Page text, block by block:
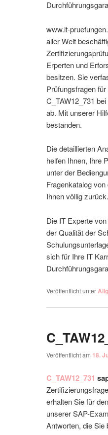
www.it-
aller Welt
Erperten und
besitzen. Sie
Prüfungsfragen
C_TAW12_731
ab. Mit unserer
bestanden.
Die detaillierten
helfen Ihnen, Ihre
unter der
Fragenkatalog
Ihnen völlig zurück.
Die IT Experte
der Qualität der
sich für Ihre IT
Veröffentlicht unter
Veröffentlicht am 18.
C_TAW12_731
erhalten Sie für
unserer SAP-
Antworten, die Sie